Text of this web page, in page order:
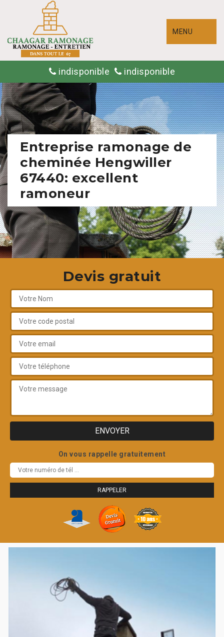
MENU
indisponible indisponible
Entreprise ramonage de
cheminée Hengwiller
67440: excellent
ramoneur
Devis gratuit
On vous rappelle gratuitement